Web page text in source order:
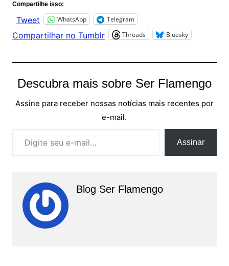
Compartilhe isso:
Tweet WhatsApp Telegram
Compartilhar no Tumblr Threads Bluesky
Descubra mais sobre Ser Flamengo
Assine para receber nossas notícias mais recentes por
e-mail.
Assinar
Blog Ser Flamengo